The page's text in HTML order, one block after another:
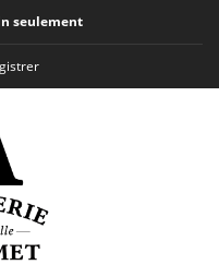
seulement